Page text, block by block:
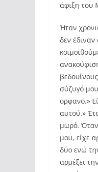
άφιξη του
Ήταν
δεν
σύζυγό
ορφανό.»
αυτού.»
μωρό.
μου, είχε
δύο ενώ
αρμέξει